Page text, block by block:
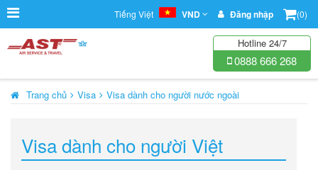
Tiếng Việt VND Đăng nhập (0)
Hotline 24/7
0888 666 268
Trang chủ Visa Visa dành cho người nước ngoài
Visa dành cho người Việt